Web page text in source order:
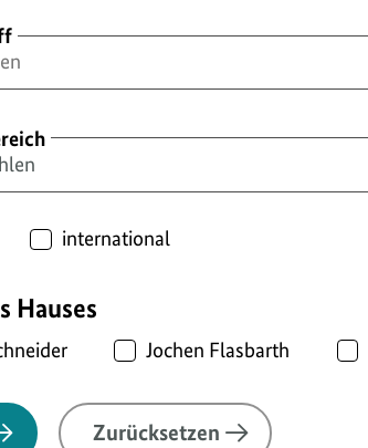
international
Hauses
Jochen Flasbarth
Zurücksetzen